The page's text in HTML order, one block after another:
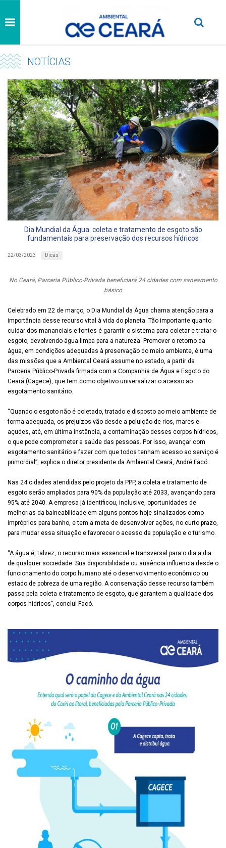
NOTÍCIAS
Dia Mundial da Água: coleta e tratamento de esgoto são
fundamentais para preservação dos recursos hídricos
22/03/2023 Dicas
No Ceará, Parceria Público-Privada beneficiará 24 cidades com saneamento
básico
Celebrado em 22 de março, o Dia Mundial da Água chama atenção para a
importância desse recurso vital à vida do planeta. Tão importante quanto
cuidar dos mananciais e fontes é garantir o sistema para coletar e tratar o
esgoto, devolvendo água limpa para a natureza. Promover o retorno da
água, em condições adequadas à preservação do meio ambiente, é uma
das missões que a Ambiental Ceará assume no estado, a partir da
Parceria Público-Privada firmada com a Companhia de Água e Esgoto do
Ceará (Cagece), que tem como objetivo universalizar o acesso ao
esgotamento sanitário.
“Quando o esgoto não é coletado, tratado e disposto ao meio ambiente de
forma adequada, os prejuízos vão desde a poluição de rios, mares e
açudes, até, em última instância, a contaminação desses corpos hídricos,
o que pode comprometer a saúde das pessoas. Por isso, avançar com
esgotamento sanitário e fazer com que todos tenham acesso ao serviço é
primordial”, explica o diretor presidente da Ambiental Ceará, André Facó.
Nas 24 cidades atendidas pelo projeto da PPP, a coleta e tratamento de
esgoto serão ampliados para 90% da população até 2033, avançando para
95% até 2040. A empresa já identificou, inclusive, oportunidades de
melhorias da balneabilidade em alguns pontos hoje sinalizados como
impróprios para banho, e tem a meta de desenvolver ações, no curto prazo,
para mudar essa situação e favorecer o acesso da população e o turismo.
“A água é, talvez, o recurso mais essencial e transversal para o dia a dia
de qualquer sociedade. Sua disponibilidade ou ausência influencia desde o
funcionamento do corpo humano até o desenvolvimento econômico ou
estado de pobreza de uma região. A conservação desse recurso também
passa pela coleta e tratamento de esgoto, que garantem a qualidade dos
corpos hídricos”, conclui Facó.